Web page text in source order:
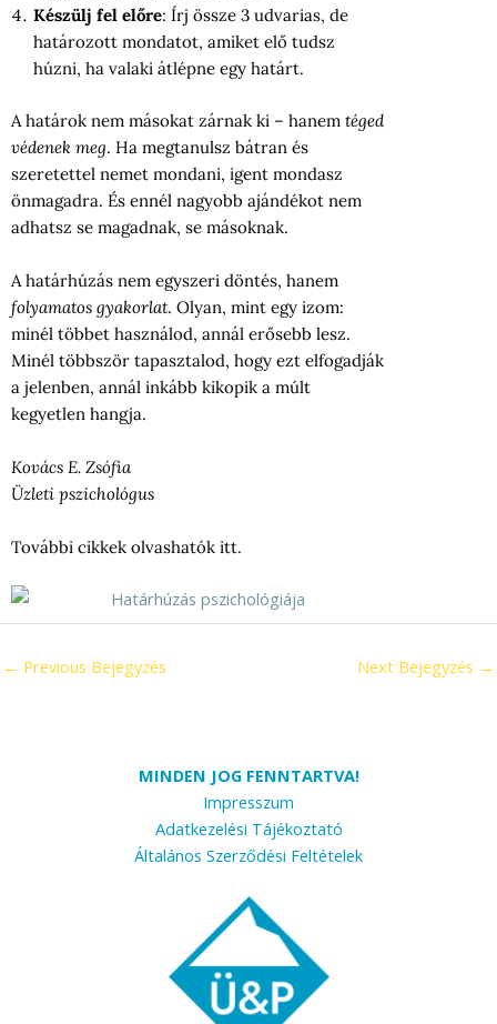
Készülj fel előre: Írj össze 3 udvarias, de
határozott mondatot, amiket elő tudsz
húzni, ha valaki átlépne egy határt.
A határok nem másokat zárnak ki – hanem téged
védenek meg. Ha megtanulsz bátran és
szeretettel nemet mondani, igent mondasz
önmagadra. És ennél nagyobb ajándékot nem
adhatsz se magadnak, se másoknak.
A határhúzás nem egyszeri döntés, hanem
folyamatos gyakorlat. Olyan, mint egy izom:
minél többet használod, annál erősebb lesz.
Minél többször tapasztalod, hogy ezt elfogadják
a jelenben, annál inkább kikopik a múlt
kegyetlen hangja.
Kovács E. Zsófia
Üzleti pszichológus
További cikkek olvashatók itt.
← Previous Bejegyzés Next Bejegyzés →
MINDEN JOG FENNTARTVA!
Impresszum
Adatkezelési Tájékoztató
Általános Szerződési Feltételek